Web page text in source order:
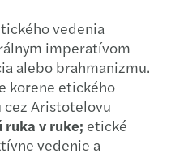
vedenia
imperatívom
alebo brahmanizmu.
korene etického
cez Aristotelovu
ruka v ruke; etické
vedenie a